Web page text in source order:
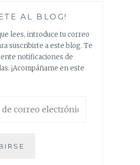
AL BLOG!
lees, introduce tu correo
suscribirte a este blog. Te
notificaciones de
¡Acompáñame en este